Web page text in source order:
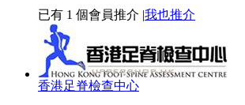
已有 1 個會員推介 |我也推介
香港足脊檢查中心